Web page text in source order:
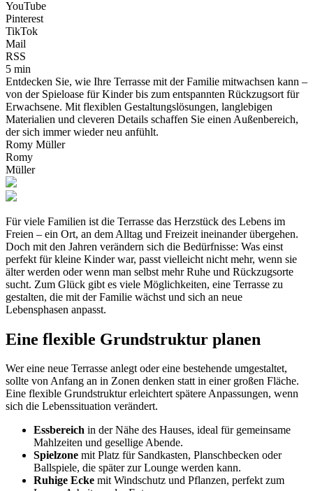
YouTube
Pinterest
TikTok
Mail
RSS
5 min
Entdecken Sie, wie Ihre Terrasse mit der Familie mitwachsen kann –
von der Spieloase für Kinder bis zum entspannten Rückzugsort für
Erwachsene. Mit flexiblen Gestaltungslösungen, langlebigen
Materialien und cleveren Details schaffen Sie einen Außenbereich,
der sich immer wieder neu anfühlt.
Romy Müller
Romy
Müller
Für viele Familien ist die Terrasse das Herzstück des Lebens im
Freien – ein Ort, an dem Alltag und Freizeit ineinander übergehen.
Doch mit den Jahren verändern sich die Bedürfnisse: Was einst
perfekt für kleine Kinder war, passt vielleicht nicht mehr, wenn sie
älter werden oder wenn man selbst mehr Ruhe und Rückzugsorte
sucht. Zum Glück gibt es viele Möglichkeiten, eine Terrasse zu
gestalten, die mit der Familie wächst und sich an neue
Lebensphasen anpasst.
Eine flexible Grundstruktur planen
Wer eine neue Terrasse anlegt oder eine bestehende umgestaltet,
sollte von Anfang an in Zonen denken statt in einer großen Fläche.
Eine flexible Grundstruktur erleichtert spätere Anpassungen, wenn
sich die Lebenssituation verändert.
Essbereich in der Nähe des Hauses, ideal für gemeinsame
Mahlzeiten und gesellige Abende.
Spielzone mit Platz für Sandkasten, Planschbecken oder
Ballspiele, die später zur Lounge werden kann.
Ruhige Ecke mit Windschutz und Pflanzen, perfekt zum